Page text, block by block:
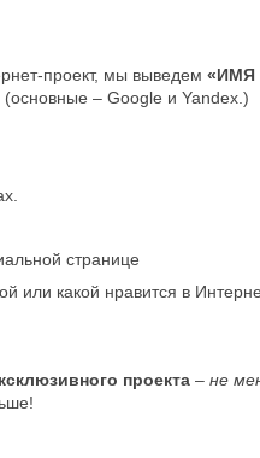
проект, мы выведем «ИМЯ
– Google и Yandex.)
странице
или какой нравится в
проекта – не